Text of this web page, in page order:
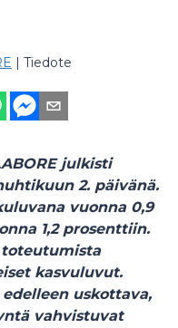
| Tiedote
julkisti
2. päivänä.
vuonna 0,9
1,2 prosenttiin.
kasvuluvut.
uskottava,
vahvistuvat